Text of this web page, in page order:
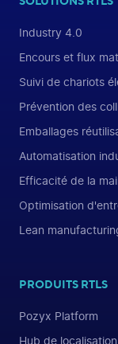
Industry 4.0
Encours et flux
Suivi de chariots
Prévention des
Emballages
Automatisation
Efficacité de la
Optimisation
Lean
PRODUITS RTLS
Pozyx Platform
Hub de